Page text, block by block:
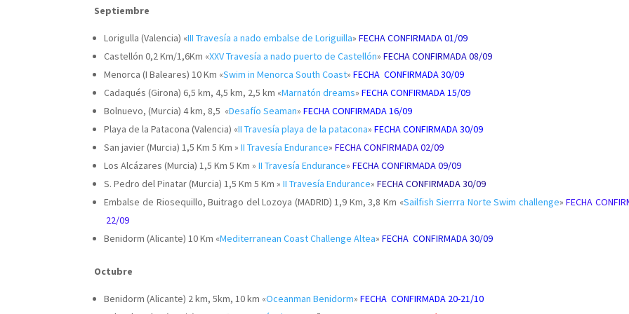
Septiembre
Lorigulla (Valencia) «III Travesía a nado embalse de Loriguilla»FECHA CONFIRMADA 01/09
Castellón 0,2 Km/1,6Km «XXV Travesía a nado puerto de Castellón»FECHA CONFIRMADA 08/09
Menorca (I Baleares) 10 Km «Swim in Menorca South Coast»FECHA CONFIRMADA 30/09
Cadaqués (Girona) 6,5 km, 4,5 km, 2,5 km «Marnatón dreams»FECHA CONFIRMADA 15/09
Bolnuevo, (Murcia) 4 km, 8,5 «Desafío Seaman»FECHA CONFIRMADA 16/09
Playa de la Patacona (Valencia) «II Travesía playa de la patacona»FECHA CONFIRMADA 30/09
San javier (Murcia) 1,5 Km 5 Km »II Travesía Endurance»FECHA CONFIRMADA 02/09
Los Alcázares (Murcia) 1,5 Km 5 Km »II Travesía Endurance»FECHA CONFIRMADA 09/09
S. Pedro del Pinatar (Murcia) 1,5 Km 5 Km »II Travesía Endurance»FECHA CONFIRMADA 30/09
Embalse de Riosequillo, Buitrago del Lozoya (MADRID) 1,9 Km, 3,8 Km «Sailfish Sierrra Norte Swim challenge»FECHA
22/09
Benidorm (Alicante) 10 Km «Mediterranean Coast Challenge Altea»FECHA CONFIRMADA 30/09
Octubre
Benidorm (Alicante) 2 km, 5km, 10 km «Oceanman Benidorm»FECHA CONFIRMADA 20-21/10